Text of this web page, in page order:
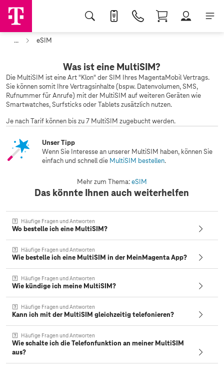
... eSIM
Was ist eine MultiSIM?
Die MultiSIM ist eine Art "Klon" der SIM Ihres MagentaMobil Vertrags.
Sie können somit Ihre Vertragsinhalte (bspw. Datenvolumen, SMS,
Rufnummer für Anrufe) mit der MultiSIM auf weiteren Geräten wie
Smartwatches, Surfsticks oder Tablets zusätzlich nutzen.
Je nach Tarif können bis zu 7 MultiSIM zugebucht werden.
Unser Tipp
Wenn Sie Interesse an unserer MultiSIM haben, können Sie
einfach und schnell die MultiSIM bestellen.
Mehr zum Thema:eSIM
Das könnte Ihnen auch weiterhelfen
Häufige Fragen und Antworten
Wo bestelle ich eine MultiSIM?
Häufige Fragen und Antworten
Wie bestelle ich eine MultiSIM in der MeinMagenta App?
Häufige Fragen und Antworten
Wie kündige ich meine MultiSIM?
Häufige Fragen und Antworten
Kann ich mit der MultiSIM gleichzeitig telefonieren?
Häufige Fragen und Antworten
Wie schalte ich die Telefonfunktion an meiner MultiSIM
aus?